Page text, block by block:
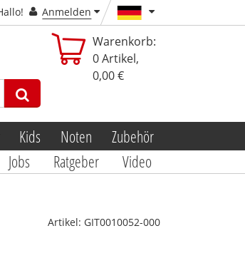
Anmelden
Warenkorb:
0 Artikel,
0,00 €
Kids Noten
Zubehör
Jobs Ratgeber Video
Artikel: GIT0010052-000